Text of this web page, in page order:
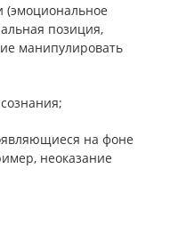
(эмоциональное
позиция,
манипулировать
на фоне
неоказание